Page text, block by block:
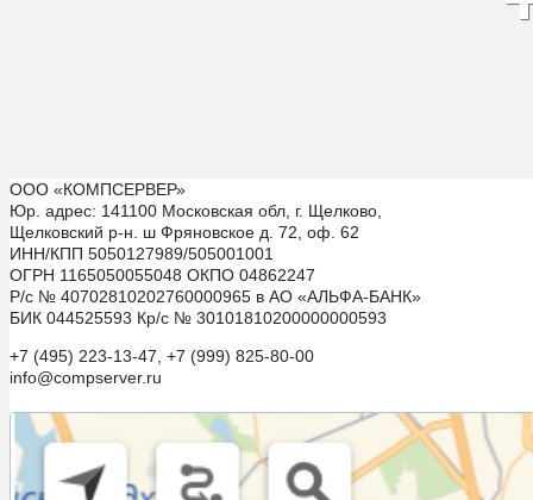
ООО «КОМПСЕРВЕР»
Юр. адрес: 141100 Московская обл, г. Щелково,
Щелковский р-н. ш Фряновское д. 72, оф. 62
ИНН/КПП 5050127989/505001001
ОГРН 1165050055048 ОКПО 04862247
Р/с № 40702810202760000965 в АО «АЛЬФА-БАНК»
БИК 044525593 Кр/с № 30101810200000000593
+7 (495) 223-13-47, +7 (999) 825-80-00
info@compserver.ru